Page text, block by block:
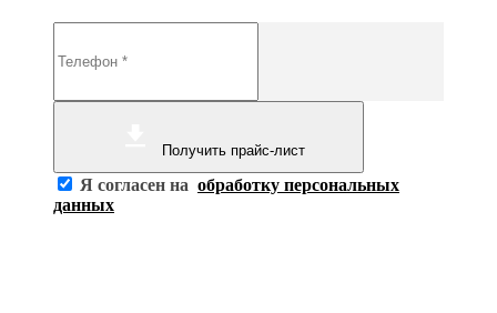
Получить прайс-лист
Я согласен на обработку персональных
данных